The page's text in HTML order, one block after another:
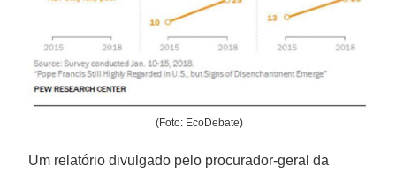
(Foto: EcoDebate)
Um relatório divulgado pelo procurador-geral da